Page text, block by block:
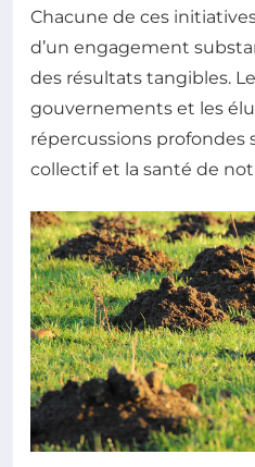
Chacune de ces
d’un engagement
des résultats tangibles.
gouvernements et les
répercussions profondes
collectif et la santé de